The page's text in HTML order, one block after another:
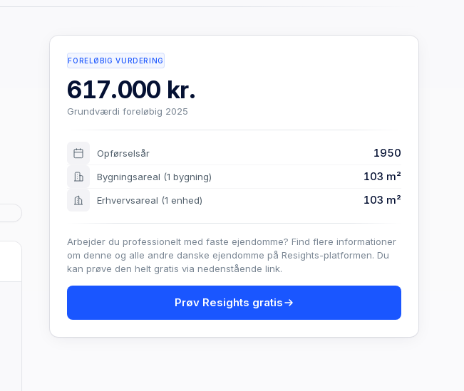
FORELØBIG VURDERING
617.000 kr.
Grundværdi foreløbig 2025
Opførselsår 1950
Bygningsareal (1 bygning) 103 m²
Erhvervsareal (1 enhed) 103 m²
Arbejder du professionelt med faste ejendomme? Find flere informationer
om denne og alle andre danske ejendomme på Resights-platformen. Du
kan prøve den helt gratis via nedenstående link.
Prøv Resights gratis